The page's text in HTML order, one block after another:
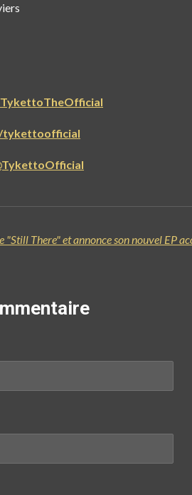
tykettoofficial
"Still There" et annonce son nouvel EP